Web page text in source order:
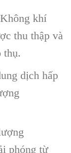
Không khí
thu thập và
thụ.
dịch hấp
phóng từ